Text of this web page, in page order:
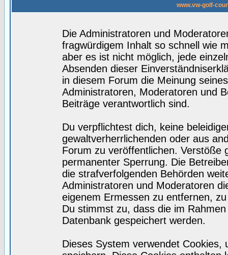
www.vw-golf-
Die Administratoren und
fragwürdigem Inhalt so schnell wie
aber es ist nicht möglich, jede
Absenden dieser
in diesem Forum die Meinung
Administratoren, Moderatoren und
Beiträge verantwortlich sind.
Du verpflichtest dich, keine
gewaltverherrlichenden oder aus
Forum zu veröffentlichen. Verstöße
permanenter Sperrung. Die
die strafverfolgenden Behörden
Administratoren und Moderatoren
eigenem Ermessen zu entfernen,
Du stimmst zu, dass die im
Datenbank gespeichert werden.
Dieses System verwendet